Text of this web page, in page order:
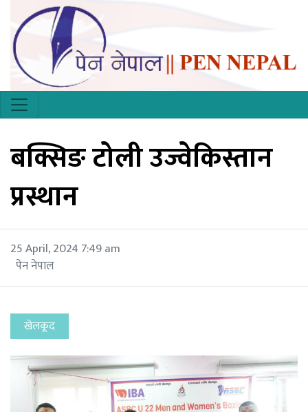
बक्सिङ टोली उज्वेकिस्तान
प्रस्थान
25 April, 2024 7:49 am
पेन नेपाल
खेलकूद